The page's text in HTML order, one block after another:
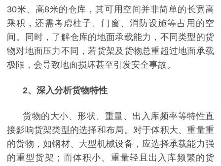
30米、高8米的仓库，其可用空间并非简单的长宽高
乘积，还需考虑柱子、门窗、消防设施等占用的空
间。同时，了解仓库的地面承载能力，不同类型的货
物对地面压力不同，若货架及货物总重超过地面承载
极限，会导致地面损坏甚至引发安全事故。
2、深入分析货物特性
货物的大小、形状、重量、出入库频率等特性直
接影响货架类型的选择和布局。对于体积大、重量重
的货物，如钢材、大型机械设备，应选择承载能力强
的重型货架；而体积小、重量轻且出入库频繁的货